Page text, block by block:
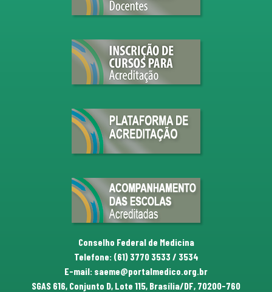
Conselho Federal de Medicina
Telefone: (61) 3770 3533 / 3534
E-mail: saeme@portalmedico.org.br
SGAS 616, Conjunto D, Lote 115, Brasília/DF, 70200-760